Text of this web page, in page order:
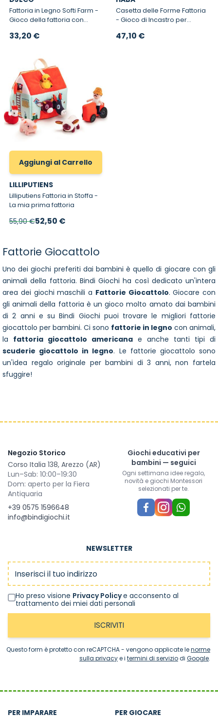
Fattoria in Legno Softi Farm -
Gioco della fattoria con
33,20 €
Casetta delle Forme Fattoria
- Gioco di Incastro per
47,10 €
Aggiungi al Carrello
LILLIPUTIENS
Lilliputiens Fattoria in Stoffa -
La mia prima fattoria
55,90 €Prezzo speciale
52,50 €
Fattorie Giocattolo
Uno dei giochi preferiti dai bambini è quello di giocare con gli
animali della fattoria. Bindi Giochi ha così dedicato un'intera
area dei giochi maschili a Fattorie Giocattolo. Giocare con
gli animali della fattoria è un gioco molto amato dai bambini
di 2 anni e su Bindi Giochi puoi trovare le migliori fattorie
giocattolo per bambini. Ci sono fattorie in legno con animali,
la fattoria giocattolo americana e anche tanti tipi di
scuderie giocattolo in legno. Le fattorie giocattolo sono
un'idea regalo originale per bambini di 3 anni, non fartela
sfuggire!
Negozio Storico
Corso Italia 138, Arezzo (AR)
Lun–Sab: 10:00–19:30
Dom: aperto per la Fiera
Antiquaria
+39 0575 1596648
info@bindigiochi.it
Giochi educativi per
bambini — seguici
Ogni settimana idee regalo,
novità e giochi Montessori
selezionati per te.
NEWSLETTER
Indirizzo email
Ho preso visione Privacy Policye acconsento al
trattamento dei miei dati personali
ISCRIVITI
Questo form è protetto con reCAPTCHA - vengono applicate lenorme
sulla privacye i termini di serviziodi Google.
PER IMPARARE
PER GIOCARE